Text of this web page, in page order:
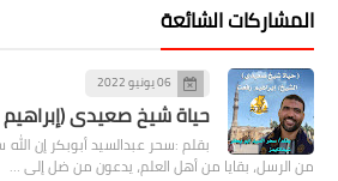
المشاركات الشائعة
06 يونيو 2022
حياة شيخ صعيدى
بقلم :سحر عبدالسيد أبوبكر إن
من الرسل، بقايا من أهل العلم، يدعون من ضل إلى …